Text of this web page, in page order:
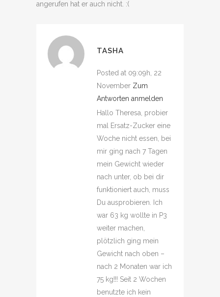
angerufen hat er auch nicht. :(
TASHA
Posted at 09:09h, 22
November Zum
Antworten anmelden
Hallo Theresa, probier
mal Ersatz-Zucker eine
Woche nicht essen, bei
mir ging nach 7 Tagen
mein Gewicht wieder
nach unter, ob bei dir
funktioniert auch, muss
Du ausprobieren. Ich
war 63 kg wollte in P3
weiter machen,
plötzlich ging mein
Gewicht nach oben –
nach 2 Monaten war ich
75 kg!!! Seit 2 Wochen
benutzte ich kein